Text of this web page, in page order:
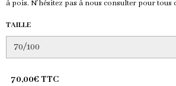
à pois. N'hésitez pas à nous consulter pour tous
TAILLE
70,00€ TTC